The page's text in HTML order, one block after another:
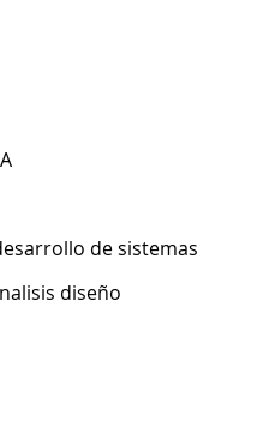
de sistemas
diseño